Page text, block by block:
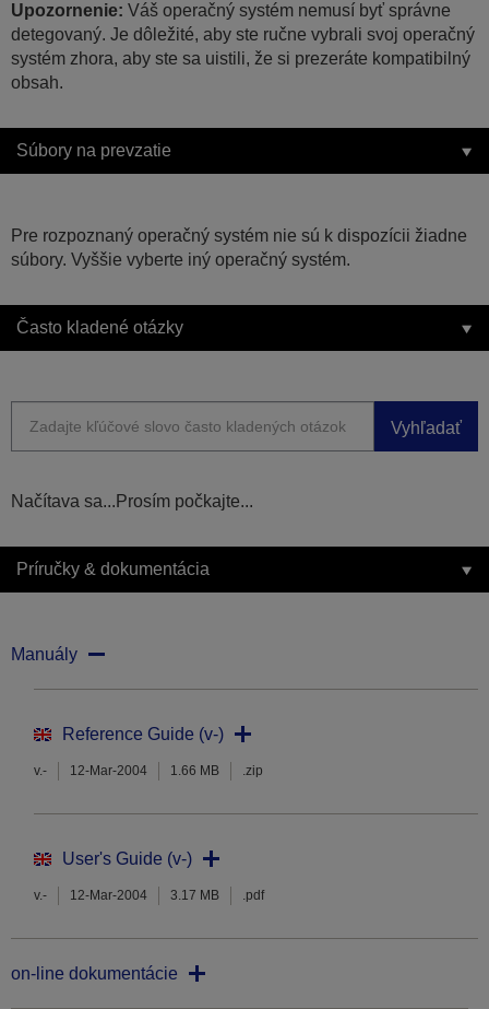
Upozornenie: Váš operačný systém nemusí byť správne
detegovaný. Je dôležité, aby ste ručne vybrali svoj operačný
systém zhora, aby ste sa uistili, že si prezeráte kompatibilný
obsah.
Súbory na prevzatie
Pre rozpoznaný operačný systém nie sú k dispozícii žiadne
súbory. Vyššie vyberte iný operačný systém.
Často kladené otázky
Vyhľadať
Načítava sa...Prosím počkajte...
Príručky & dokumentácia
Manuály
Reference Guide (v-)
v.- 12-Mar-2004 1.66 MB .zip
User's Guide (v-)
v.- 12-Mar-2004 3.17 MB .pdf
on-line dokumentácie